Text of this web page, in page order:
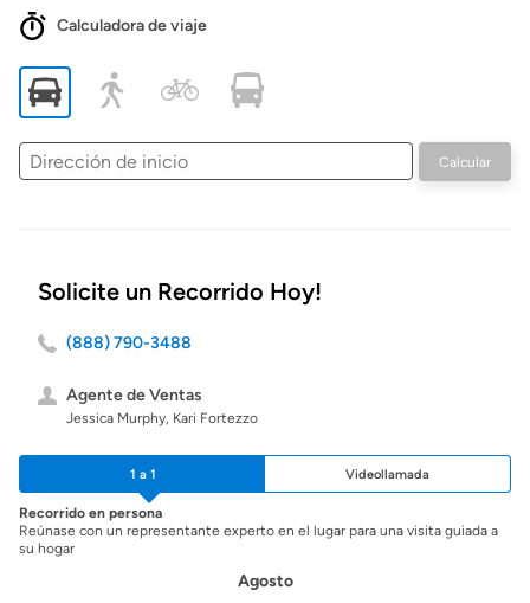
Calculadora de viaje
Dirección
de
Calcular
Solicite un Recorrido Hoy!
(888) 790-3488
Agente de Ventas
Jessica Murphy, Kari Fortezzo
1 a 1 Videollamada
Recorrido en persona
Reúnase con un representante experto en el lugar para una visita guiada a
su hogar
Agosto